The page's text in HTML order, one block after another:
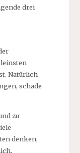
drei
Natürlich
schade
zu
denken,